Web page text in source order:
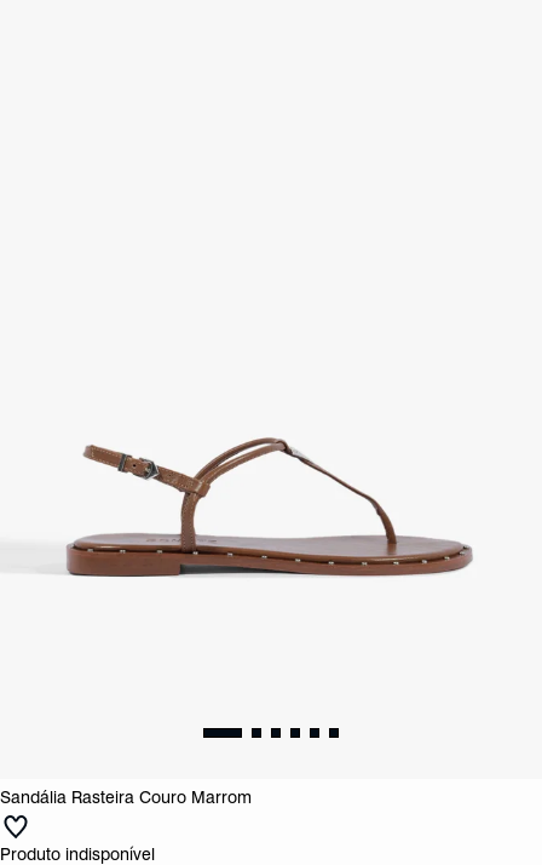
Sandália Rasteira Couro Marrom
Produto indisponível